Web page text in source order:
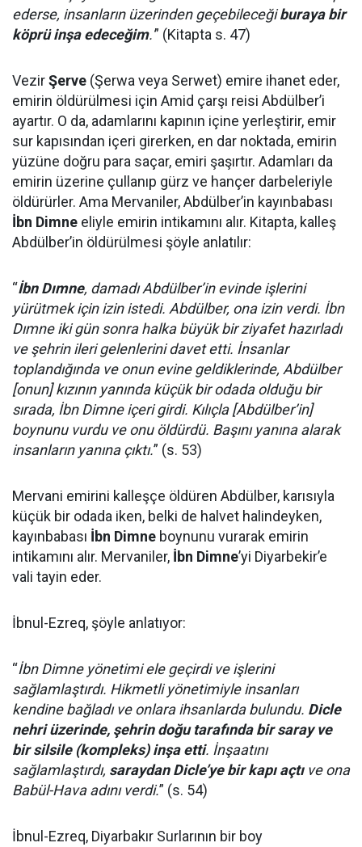
ederse, insanların üzerinden geçebileceğiburaya bir
köprü inşa edeceğim.'” (Kitapta s. 47)
VezirŞerve (Şerwa veya Serwet) emire ihanet eder,
emirin öldürülmesi için Amid çarşı reisi Abdülber’i
ayartır. O da, adamlarını kapının içine yerleştirir, emir
sur kapısından içeri girerken, en dar noktada, emirin
yüzüne doğru para saçar, emiri şaşırtır. Adamları da
emirin üzerine çullanıp gürz ve hançer darbeleriyle
öldürürler. Ama Mervaniler, Abdülber’in kayınbabası
İbn Dimne eliyle emirin intikamını alır. Kitapta, kalleş
Abdülber’in öldürülmesi şöyle anlatılır:
“İbn Dımne, damadı Abdülber’in evinde işlerini
yürütmek için izin istedi. Abdülber, ona izin verdi. İbn
Dımne iki gün sonra halka büyük bir ziyafet hazırladı
ve şehrin ileri gelenlerini davet etti. İnsanlar
toplandığında ve onun evine geldiklerinde, Abdülber
[onun] kızının yanında küçük bir odada olduğu bir
sırada, İbn Dimne içeri girdi. Kılıçla [Abdülber’in]
boynunu vurdu ve onu öldürdü. Başını yanına alarak
insanların yanına çıktı.” (s. 53)
Mervani emirini kalleşçe öldüren Abdülber, karısıyla
küçük bir odada iken, belki de halvet halindeyken,
kayınbabası İbn Dimne boynunu vurarak emirin
intikamını alır. Mervaniler, İbn Dimne’yi Diyarbekir’e
vali tayin eder.
İbnul-Ezreq, şöyle anlatıyor:
“İbn Dimne yönetimi ele geçirdi ve işlerini
sağlamlaştırdı. Hikmetli yönetimiyle insanları
kendine bağladı ve onlara ihsanlarda bulundu. Dicle
nehri üzerinde, şehrin doğu tarafında bir saray ve
bir silsile (kompleks) inşa etti. İnşaatını
sağlamlaştırdı, saraydan Dicle’ye bir kapı açtıve ona
Babül-Hava adını verdi.” (s. 54)
İbnul-Ezreq, Diyarbakır Surlarının bir boy